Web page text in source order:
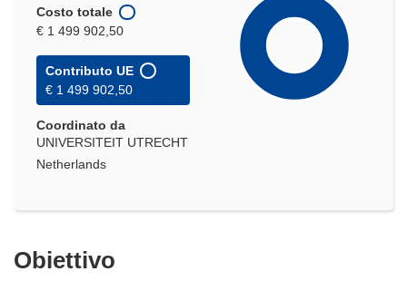
Costo totale
€ 1 499 902,50
Contributo UE
€ 1 499 902,50
Coordinato da
UNIVERSITEIT UTRECHT
Netherlands
Obiettivo